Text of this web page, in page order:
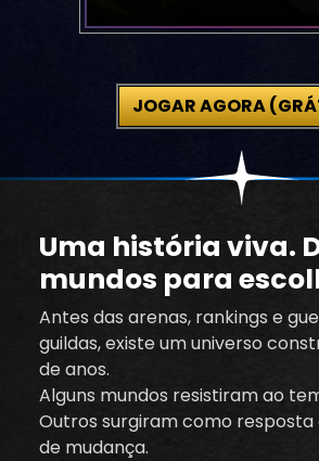
JOGAR AGORA
Uma história viva.
mundos para
Antes das arenas, rankings e
guildas, existe um universo
de anos.
Alguns mundos resistiram ao
Outros surgiram como resposta
de mudança.